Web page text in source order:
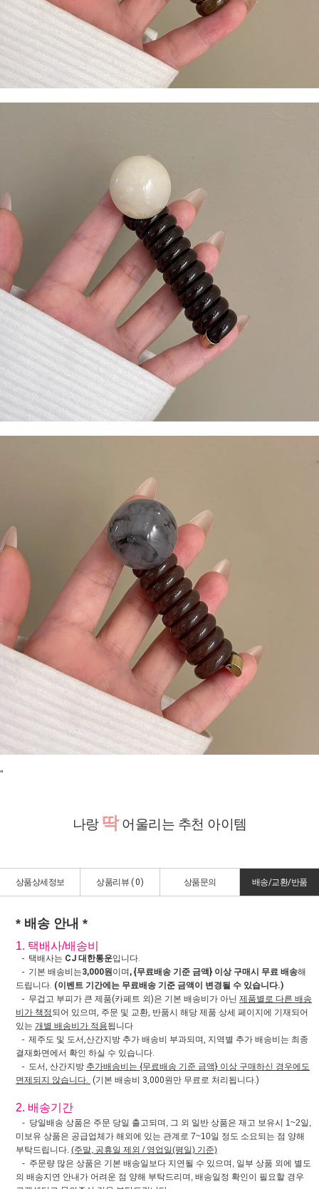
"
나랑 딱어울리는 추천 아이템
상품상세정보 상품리뷰 (0) 상품문의 배송/교환/반품
* 배송 안내 *
1. 택배사/배송비
- 택배사는 CJ 대한통운입니다.
- 기본 배송비는3,000원이며, {무료배송 기준 금액} 이상 구매시 무료 배송해
드립니다. (이벤트 기간에는 무료배송 기준 금액이 변경될 수 있습니다.)
- 무겁고 부피가 큰 제품(카페트 외)은 기본 배송비가 아닌 제품별로 다른 배송
비가 책정되어 있으며, 주문 및 교환, 반품시 해당 제품 상세 페이지에 기재되어
있는 개별 배송비가 적용됩니다
- 제주도 및 도서,산간지방 추가 배송비 부과되며, 지역별 추가 배송비는 최종
결재화면에서 확인 하실 수 있습니다.
- 도서, 산간지방 추가배송비는 {무료배송 기준 금액} 이상 구매하신 경우에도
면제되지 않습니다.
(기본 배송비 3,000원만 무료로 처리됩니다.)
2. 배송기간
- 당일배송 상품은 주문 당일 출고되며, 그 외 일반 상품은 재고 보유시 1~2일,
미보유 상품은 공급업체가 해외에 있는 관계로 7~10일 정도 소요되는 점 양해
부탁드립니다. (주말, 공휴일 제외 / 영업일(평일) 기준)
- 주문량 많은 상품은 기본 배송일보다 지연될 수 있으며, 일부 상품 외에 별도
의 배송지연 안내가 어려운 점 양해 부탁드리며, 배송일정 확인이 필요할 경우